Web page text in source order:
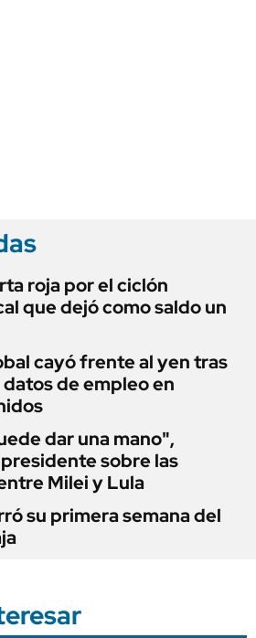
roja por el ciclón
que dejó como saldo un
cayó frente al yen tras
de empleo en
dar una mano",
sobre las
Milei y Lula
su primera semana del